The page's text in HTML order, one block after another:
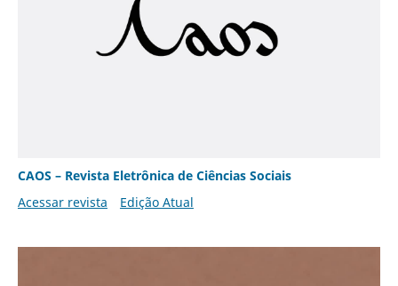
CAOS – Revista Eletrônica de Ciências Sociais
Acessar revista
Edição Atual